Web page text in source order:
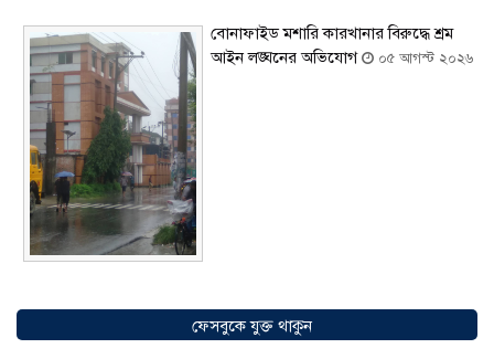
বোনাফাইড মশারি কারখানার বিরুদ্ধে শ্রম
আইন লঙ্ঘনের অভিযোগ
০৫ আগস্ট ২০২৬
অগ্রযাত্রায় নতুন অধ্যায়, উদ্বোধন হলো ‘শিফা
মোহাম্মদিয়া ফিশারিজ’
০৫ আগস্ট ২০২৬
ফেসবুকে যুক্ত থাকুন